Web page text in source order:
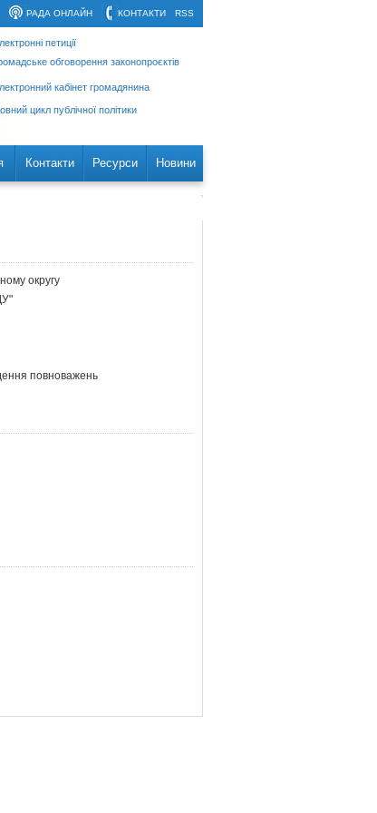
RSS
КОНТАКТИ
РАДА ОНЛАЙН
петиції
обговорення законопроєктів
кабінет громадянина
цикл публічної політики
Контакти Ресурси Новини
округу
повноважень